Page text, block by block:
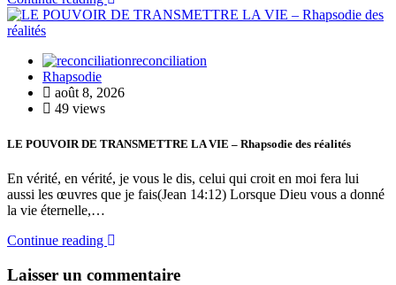
reconciliation
Rhapsodie
août 8, 2026
49 views
LE POUVOIR DE TRANSMETTRE LA VIE – Rhapsodie des réalités
En vérité, en vérité, je vous le dis, celui qui croit en moi fera lui
aussi les œuvres que je fais(Jean 14:12) Lorsque Dieu vous a donné
la vie éternelle,…
Continue reading
Laisser un commentaire